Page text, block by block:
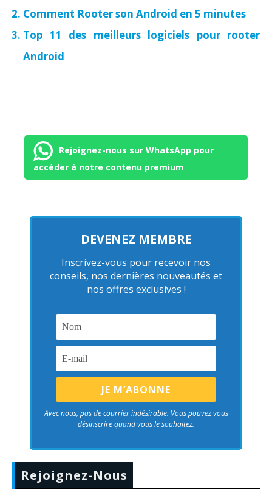
Comment Rooter son Android en 5 minutes
Top 11 des meilleurs logiciels pour rooter
Android
Rejoignez-nous sur WhatsApp pour
accéder à notre contenu premium
DEVENEZ MEMBRE
Inscrivez-vous pour recevoir nos
conseils, nos dernières nouveautés et
nos offres exclusives !
Avec nous, pas de courrier indésirable. Vous pouvez vous
désinscrire quand vous le souhaitez.
Rejoignez-Nous